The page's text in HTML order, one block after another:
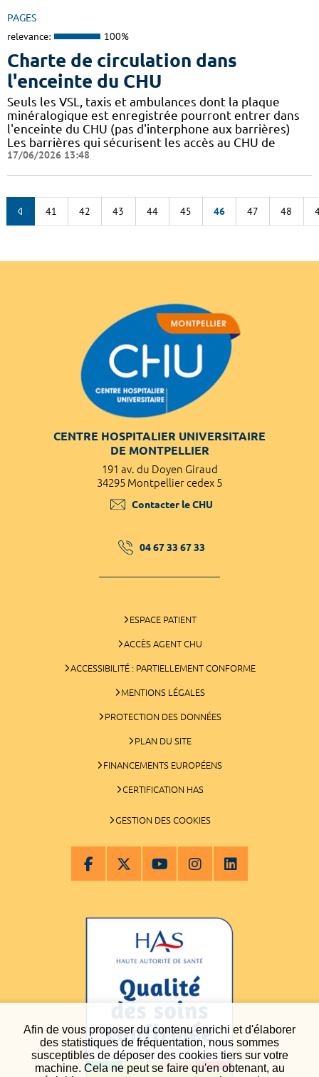
Afin de vous proposer du contenu enrichi et d'élaborer
des statistiques de fréquentation, nous sommes
susceptibles de déposer des cookies tiers sur votre
machine. Cela ne peut se faire qu'en obtenant, au
PAGES
relevance: 100%
Charte de circulation dans
l'enceinte du CHU
Seuls les VSL, taxis et ambulances dont la plaque
minéralogique est enregistrée pourront entrer dans
l'enceinte du CHU (pas d'interphone aux barrières)
Les barrières qui sécurisent les accès au CHU de
17/06/2026 13:48
41 42 43 44 45 46 47 48
CENTRE HOSPITALIER UNIVERSITAIRE
DE MONTPELLIER
191 av. du Doyen Giraud
34295 Montpellier cedex 5
Contacter le CHU
04 67 33 67 33
ESPACE PATIENT
ACCÈS AGENT CHU
ACCESSIBILITÉ : PARTIELLEMENT CONFORME
MENTIONS LÉGALES
PROTECTION DES DONNÉES
PLAN DU SITE
FINANCEMENTS EUROPÉENS
CERTIFICATION HAS
GESTION DES COOKIES